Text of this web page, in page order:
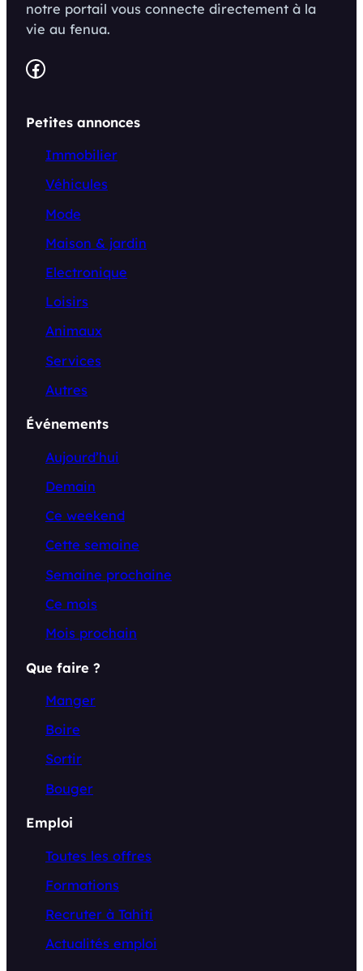
notre portail vous connecte directement à la
vie au fenua.
Facebook
Petites annonces
Immobilier
Véhicules
Mode
Maison & jardin
Electronique
Loisirs
Animaux
Services
Autres
Événements
Aujourd’hui
Demain
Ce weekend
Cette semaine
Semaine prochaine
Ce mois
Mois prochain
Que faire ?
Manger
Boire
Sortir
Bouger
Emploi
Toutes les offres
Formations
Recruter à Tahiti
Actualités emploi